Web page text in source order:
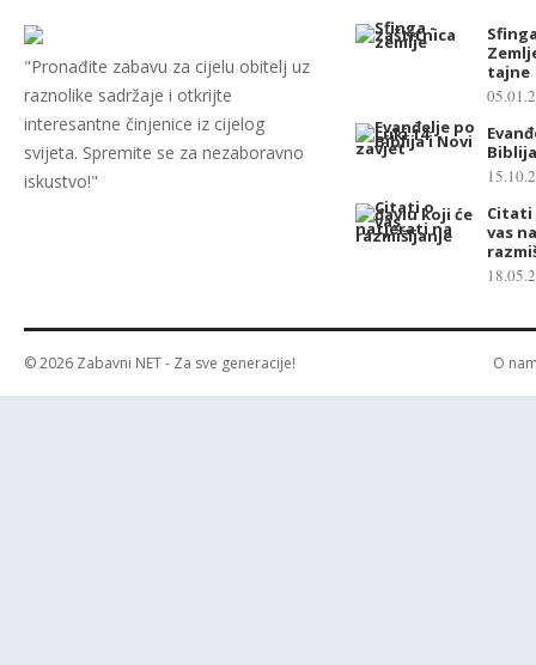
"Pronađite zabavu za cijelu obitelj uz
raznolike sadržaje i otkrijte
interesantne činjenice iz cijelog
svijeta. Spremite se za nezaboravno
iskustvo!"
tajne
Citati
vas
© 2026 Zabavni NET- Za sve generacije! O